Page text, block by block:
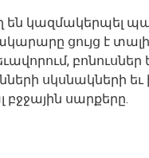
կազմակերպել
ցույց է
սկսնակների
սարքերը.